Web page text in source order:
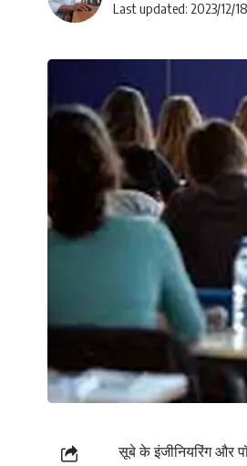
Last updated: 2023/12/
सूबे के इंजीनियरिंग और